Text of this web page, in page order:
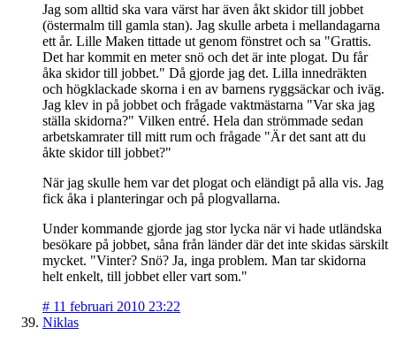
Jag som alltid ska vara värst har även åkt skidor till jobbet
(östermalm till gamla stan). Jag skulle arbeta i mellandagarna
ett år. Lille Maken tittade ut genom fönstret och sa "Grattis.
Det har kommit en meter snö och det är inte plogat. Du får
åka skidor till jobbet." Då gjorde jag det. Lilla innedräkten
och högklackade skorna i en av barnens ryggsäckar och iväg.
Jag klev in på jobbet och frågade vaktmästarna "Var ska jag
ställa skidorna?" Vilken entré. Hela dan strömmade sedan
arbetskamrater till mitt rum och frågade "Är det sant att du
åkte skidor till jobbet?"
När jag skulle hem var det plogat och eländigt på alla vis. Jag
fick åka i planteringar och på plogvallarna.
Under kommande gjorde jag stor lycka när vi hade utländska
besökare på jobbet, såna från länder där det inte skidas särskilt
mycket. "Vinter? Snö? Ja, inga problem. Man tar skidorna
helt enkelt, till jobbet eller vart som."
# 11 februari 2010 23:22
Niklas